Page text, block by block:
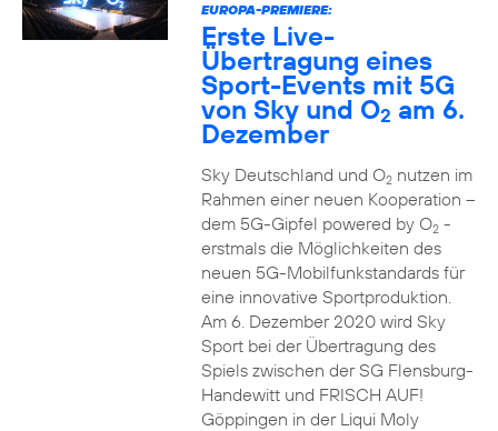
EUROPA-PREMIERE:
Erste Live-
Übertragung eines
Sport-Events mit 5G
von Sky und O2 am 6.
Dezember
Sky Deutschland und O2nutzen im
Rahmen einer neuen Kooperation –
dem 5G-Gipfel powered by O2-
erstmals die Möglichkeiten des
neuen 5G-Mobilfunkstandards für
eine innovative Sportproduktion.
Am 6. Dezember 2020 wird Sky
Sport bei der Übertragung des
Spiels zwischen der SG Flensburg-
Handewitt und FRISCH AUF!
Göppingen in der Liqui Moly